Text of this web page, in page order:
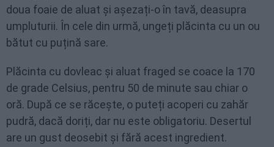
doua foaie de aluat și așezați-o în tavă, deasupra
umpluturii. În cele din urmă, ungeți plăcinta cu un ou
bătut cu puțină sare.
Plăcinta cu dovleac și aluat fraged se coace la 170
de grade Celsius, pentru 50 de minute sau chiar o
oră. După ce se răcește, o puteți acoperi cu zahăr
pudră, dacă doriți, dar nu este obligatoriu. Desertul
are un gust deosebit și fără acest ingredient.